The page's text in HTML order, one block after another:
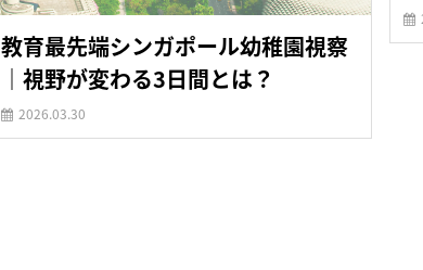
教育最先端シンガポール幼稚園視察
｜視野が変わる3日間とは？
2026.03.30